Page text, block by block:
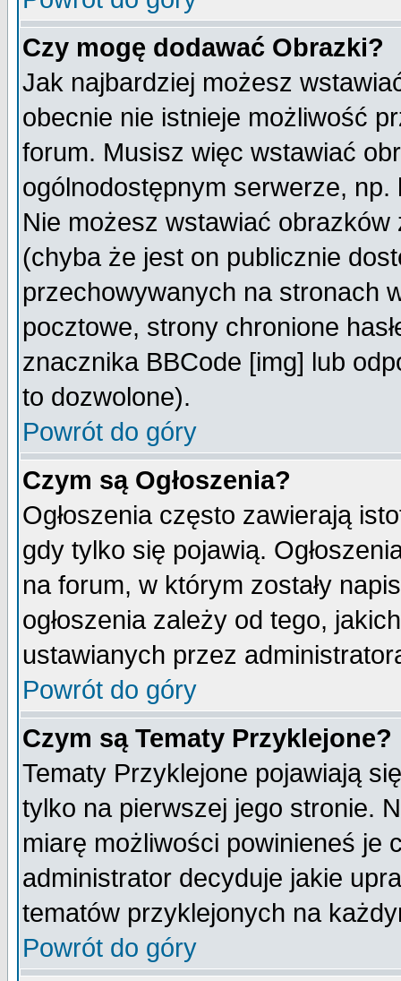
Czy mogę dodawać Obrazki?
Jak najbardziej możesz
obecnie nie istnieje możliwość
forum. Musisz więc wstawiać
ogólnodostępnym serwerze,
Nie możesz wstawiać
(chyba że jest on publicznie
przechowywanych na stronach
pocztowe, strony chronione
znacznika BBCode [img] lub
to dozwolone).
Powrót do góry
Czym są Ogłoszenia?
Ogłoszenia często zawierają
gdy tylko się pojawią.
na forum, w którym zostały
ogłoszenia zależy od tego,
ustawianych przez
Powrót do góry
Czym są Tematy Przyklejone?
Tematy Przyklejone pojawiają
tylko na pierwszej jego stronie.
miarę możliwości powinieneś je
administrator decyduje jakie
tematów przyklejonych na
Powrót do góry